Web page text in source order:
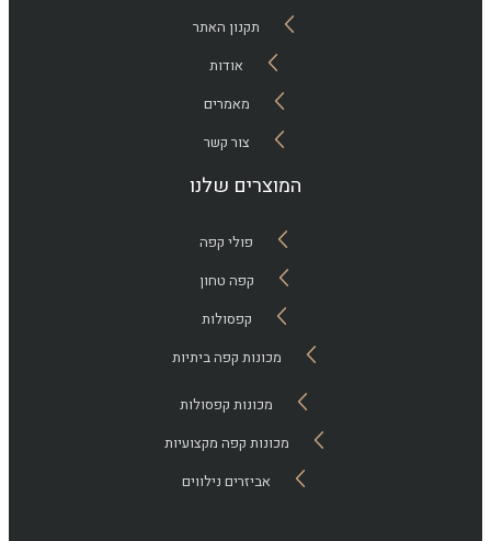
תקנון האתר
אודות
מאמרים
צור קשר
המוצרים שלנו
פולי קפה
קפה טחון
קפסולות
מכונות קפה ביתיות
מכונות קפסולות
מכונות קפה מקצועיות
אביזרים נילווים